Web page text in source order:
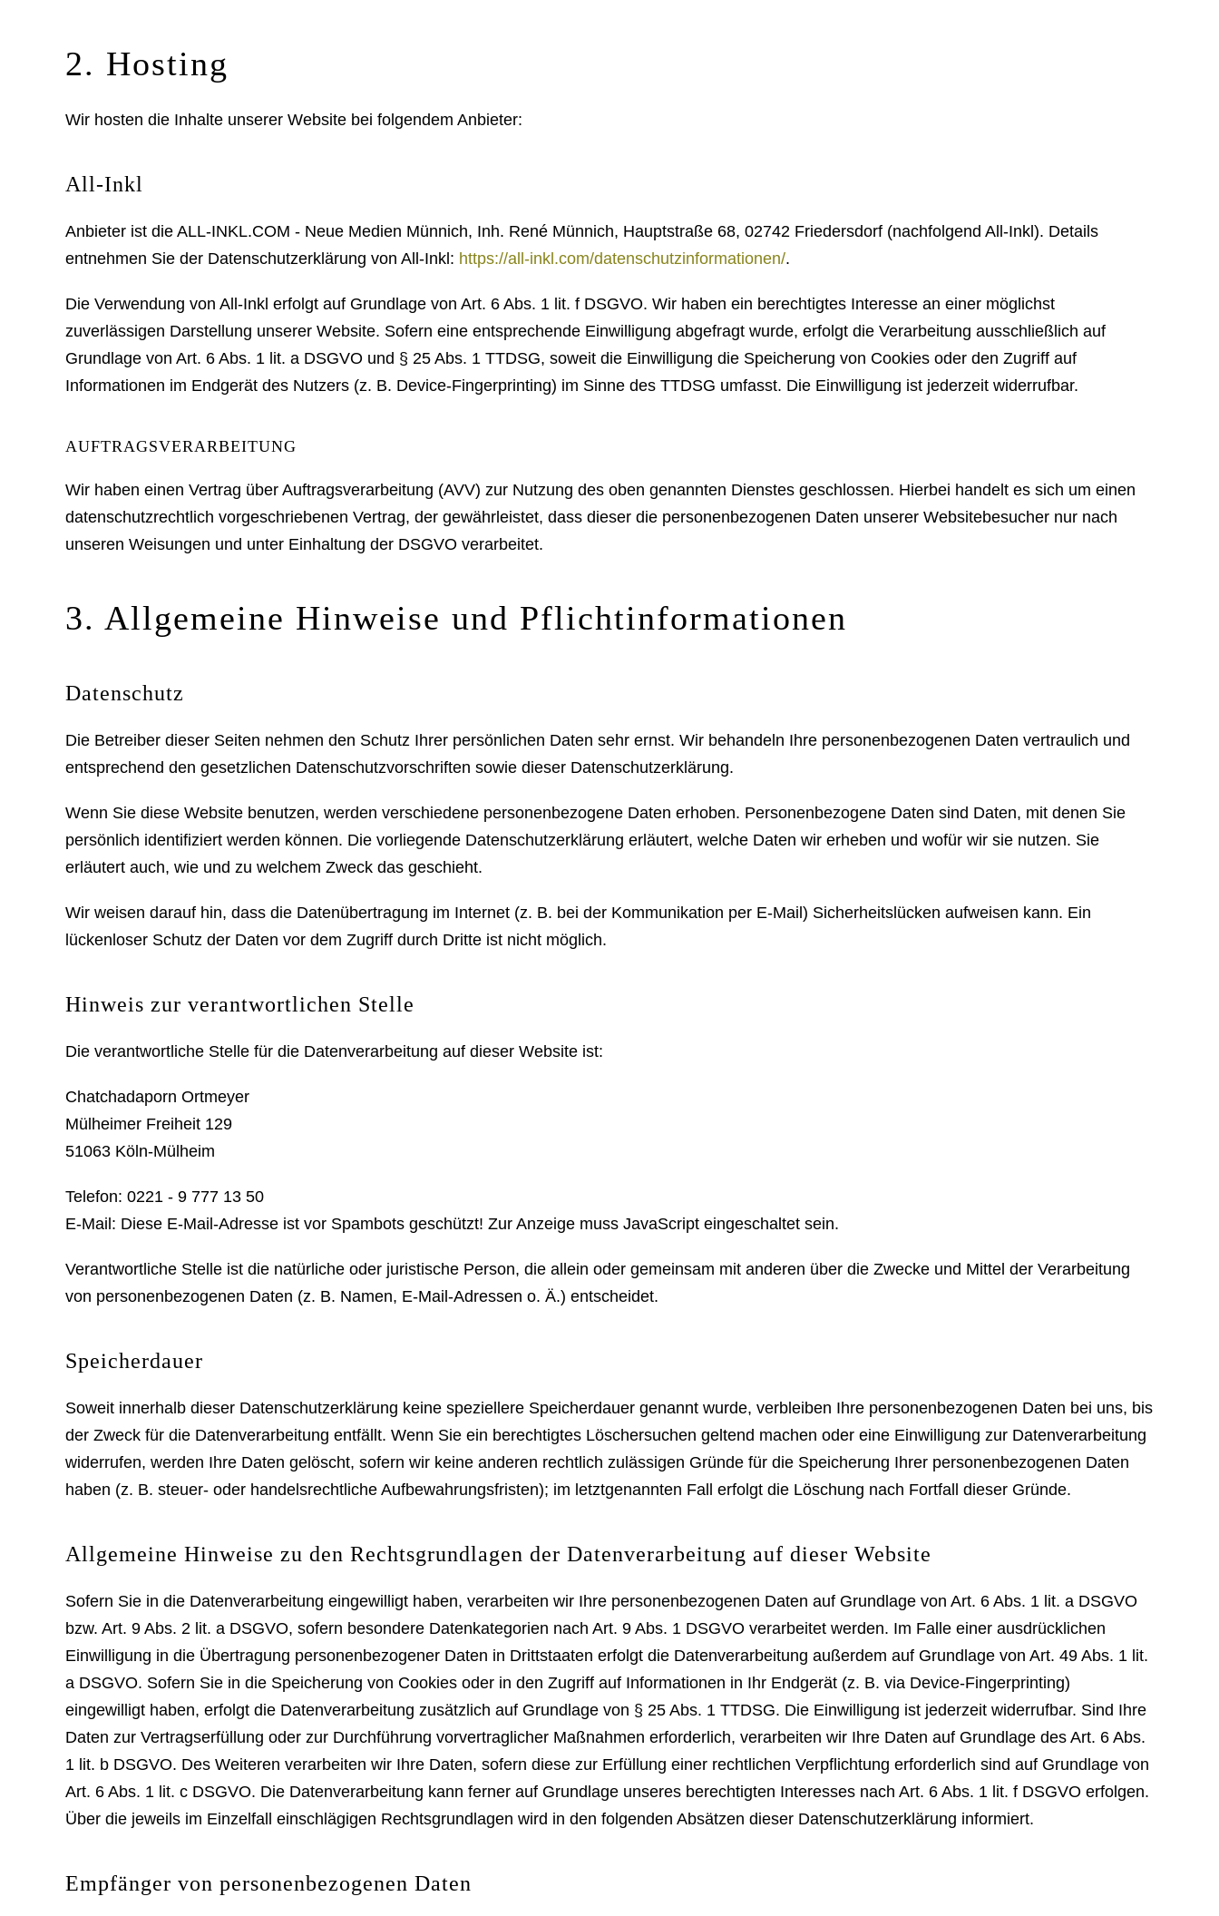
2. Hosting
Wir hosten die Inhalte unserer Website bei folgendem Anbieter:
All-Inkl
Anbieter ist die ALL-INKL.COM - Neue Medien Münnich, Inh. René Münnich, Hauptstraße 68, 02742 Friedersdorf (nachfolgend All-Inkl). Details
entnehmen Sie der Datenschutzerklärung von All-Inkl: https://all-inkl.com/datenschutzinformationen/.
Die Verwendung von All-Inkl erfolgt auf Grundlage von Art. 6 Abs. 1 lit. f DSGVO. Wir haben ein berechtigtes Interesse an einer möglichst
zuverlässigen Darstellung unserer Website. Sofern eine entsprechende Einwilligung abgefragt wurde, erfolgt die Verarbeitung ausschließlich auf
Grundlage von Art. 6 Abs. 1 lit. a DSGVO und § 25 Abs. 1 TTDSG, soweit die Einwilligung die Speicherung von Cookies oder den Zugriff auf
Informationen im Endgerät des Nutzers (z. B. Device-Fingerprinting) im Sinne des TTDSG umfasst. Die Einwilligung ist jederzeit widerrufbar.
AUFTRAGSVERARBEITUNG
Wir haben einen Vertrag über Auftragsverarbeitung (AVV) zur Nutzung des oben genannten Dienstes geschlossen. Hierbei handelt es sich um einen
datenschutzrechtlich vorgeschriebenen Vertrag, der gewährleistet, dass dieser die personenbezogenen Daten unserer Websitebesucher nur nach
unseren Weisungen und unter Einhaltung der DSGVO verarbeitet.
3. Allgemeine Hinweise und Pflicht­informationen
Datenschutz
Die Betreiber dieser Seiten nehmen den Schutz Ihrer persönlichen Daten sehr ernst. Wir behandeln Ihre personenbezogenen Daten vertraulich und
entsprechend den gesetzlichen Datenschutzvorschriften sowie dieser Datenschutzerklärung.
Wenn Sie diese Website benutzen, werden verschiedene personenbezogene Daten erhoben. Personenbezogene Daten sind Daten, mit denen Sie
persönlich identifiziert werden können. Die vorliegende Datenschutzerklärung erläutert, welche Daten wir erheben und wofür wir sie nutzen. Sie
erläutert auch, wie und zu welchem Zweck das geschieht.
Wir weisen darauf hin, dass die Datenübertragung im Internet (z. B. bei der Kommunikation per E-Mail) Sicherheitslücken aufweisen kann. Ein
lückenloser Schutz der Daten vor dem Zugriff durch Dritte ist nicht möglich.
Hinweis zur verantwortlichen Stelle
Die verantwortliche Stelle für die Datenverarbeitung auf dieser Website ist:
Chatchadaporn Ortmeyer
Mülheimer Freiheit 129
51063 Köln-Mülheim
Telefon: 0221 - 9 777 13 50
E-Mail: Diese E-Mail-Adresse ist vor Spambots geschützt! Zur Anzeige muss JavaScript eingeschaltet sein.
Verantwortliche Stelle ist die natürliche oder juristische Person, die allein oder gemeinsam mit anderen über die Zwecke und Mittel der Verarbeitung
von personenbezogenen Daten (z. B. Namen, E-Mail-Adressen o. Ä.) entscheidet.
Speicherdauer
Soweit innerhalb dieser Datenschutzerklärung keine speziellere Speicherdauer genannt wurde, verbleiben Ihre personenbezogenen Daten bei uns, bis
der Zweck für die Datenverarbeitung entfällt. Wenn Sie ein berechtigtes Löschersuchen geltend machen oder eine Einwilligung zur Datenverarbeitung
widerrufen, werden Ihre Daten gelöscht, sofern wir keine anderen rechtlich zulässigen Gründe für die Speicherung Ihrer personenbezogenen Daten
haben (z. B. steuer- oder handelsrechtliche Aufbewahrungsfristen); im letztgenannten Fall erfolgt die Löschung nach Fortfall dieser Gründe.
Allgemeine Hinweise zu den Rechtsgrundlagen der Datenverarbeitung auf dieser Website
Sofern Sie in die Datenverarbeitung eingewilligt haben, verarbeiten wir Ihre personenbezogenen Daten auf Grundlage von Art. 6 Abs. 1 lit. a DSGVO
bzw. Art. 9 Abs. 2 lit. a DSGVO, sofern besondere Datenkategorien nach Art. 9 Abs. 1 DSGVO verarbeitet werden. Im Falle einer ausdrücklichen
Einwilligung in die Übertragung personenbezogener Daten in Drittstaaten erfolgt die Datenverarbeitung außerdem auf Grundlage von Art. 49 Abs. 1 lit.
a DSGVO. Sofern Sie in die Speicherung von Cookies oder in den Zugriff auf Informationen in Ihr Endgerät (z. B. via Device-Fingerprinting)
eingewilligt haben, erfolgt die Datenverarbeitung zusätzlich auf Grundlage von § 25 Abs. 1 TTDSG. Die Einwilligung ist jederzeit widerrufbar. Sind Ihre
Daten zur Vertragserfüllung oder zur Durchführung vorvertraglicher Maßnahmen erforderlich, verarbeiten wir Ihre Daten auf Grundlage des Art. 6 Abs.
1 lit. b DSGVO. Des Weiteren verarbeiten wir Ihre Daten, sofern diese zur Erfüllung einer rechtlichen Verpflichtung erforderlich sind auf Grundlage von
Art. 6 Abs. 1 lit. c DSGVO. Die Datenverarbeitung kann ferner auf Grundlage unseres berechtigten Interesses nach Art. 6 Abs. 1 lit. f DSGVO erfolgen.
Über die jeweils im Einzelfall einschlägigen Rechtsgrundlagen wird in den folgenden Absätzen dieser Datenschutzerklärung informiert.
Empfänger von personenbezogenen Daten